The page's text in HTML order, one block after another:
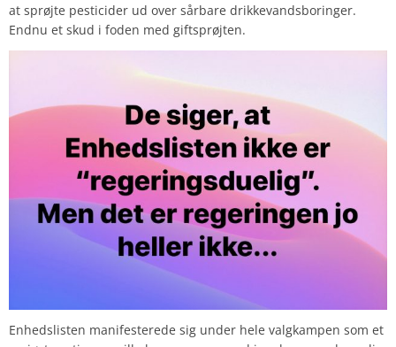
at sprøjte pesticider ud over sårbare drikkevandsboringer.
Endnu et skud i foden med giftsprøjten.
Enhedslisten manifesterede sig under hele valgkampen som et